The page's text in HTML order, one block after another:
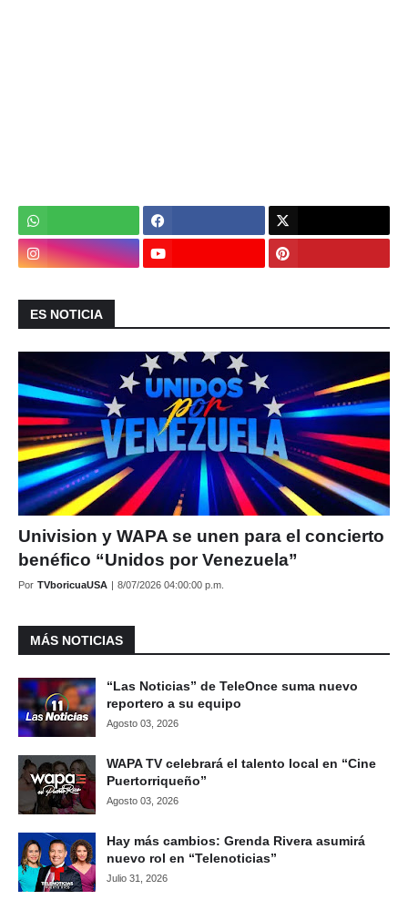
ES NOTICIA
Univision y WAPA se unen para el concierto
benéfico “Unidos por Venezuela”
Por TVboricuaUSA | 8/07/2026 04:00:00 p.m.
MÁS NOTICIAS
“Las Noticias” de TeleOnce suma nuevo
reportero a su equipo
Agosto 03, 2026
WAPA TV celebrará el talento local en “Cine
Puertorriqueño”
Agosto 03, 2026
Hay más cambios: Grenda Rivera asumirá
nuevo rol en “Telenoticias”
Julio 31, 2026